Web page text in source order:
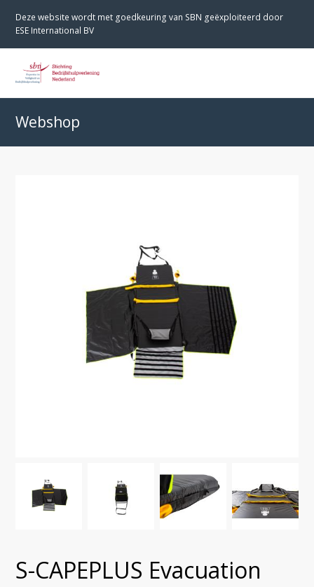
Deze website wordt met goedkeuring van SBN geëxploiteerd door
ESE International BV
Webshop
S-CAPEPLUS Evacuation